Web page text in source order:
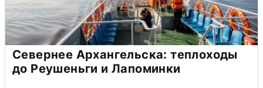
Севернее Архангельска: теплоходы
до Реушеньги и Лапоминки